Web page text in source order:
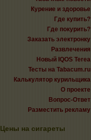
Курение и здоровье
Где купить?
Где покурить?
Заказать электронку
Развлечения
Новый IQOS Terea
Тесты на Tabacum.ru
Калькулятор курильщика
О проекте
Вопрос-Ответ
Разместить рекламу
Цены на сигареты